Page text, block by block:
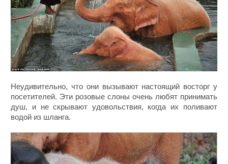
Неудивительно, что они вызывают настоящий восторг у
посетителей. Эти розовые слоны очень любят принимать
душ, и не скрывают удовольствия, когда их поливают
водой из шланга.